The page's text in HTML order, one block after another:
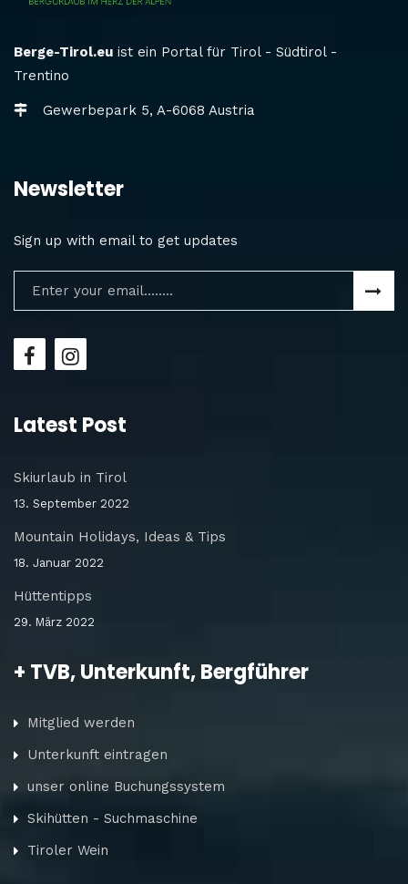
Berge-Tirol.eu ist ein Portal für Tirol - Südtirol -
Trentino
Gewerbepark 5, A-6068 Austria
Newsletter
Sign up with email to get updates
Latest Post
Skiurlaub in Tirol
13. September 2022
Mountain Holidays, Ideas & Tips
18. Januar 2022
Hüttentipps
29. März 2022
+ TVB, Unterkunft, Bergführer
Mitglied werden
Unterkunft eintragen
unser online Buchungssystem
Skihütten - Suchmaschine
Tiroler Wein